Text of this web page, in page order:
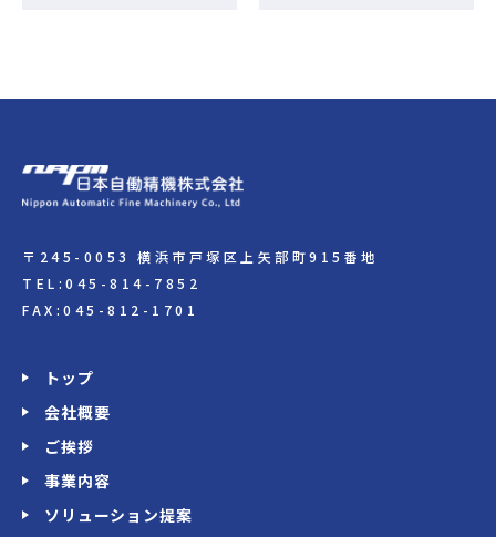
〒245-0053 横浜市戸塚区上矢部町915番地
TEL:045-814-7852
FAX:045-812-1701
トップ
会社概要
ご挨拶
事業内容
ソリューション提案